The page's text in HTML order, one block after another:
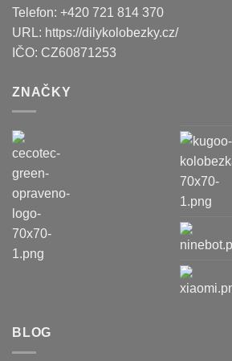
Telefon: +420 721 814 370
URL: https://dilykolobezky.cz/
IČO: CZ60871253
ZNAČKY
BLOG